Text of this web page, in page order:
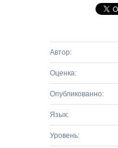
Автор:
Оценка:
Опубликованно:
Язык:
Уровень: